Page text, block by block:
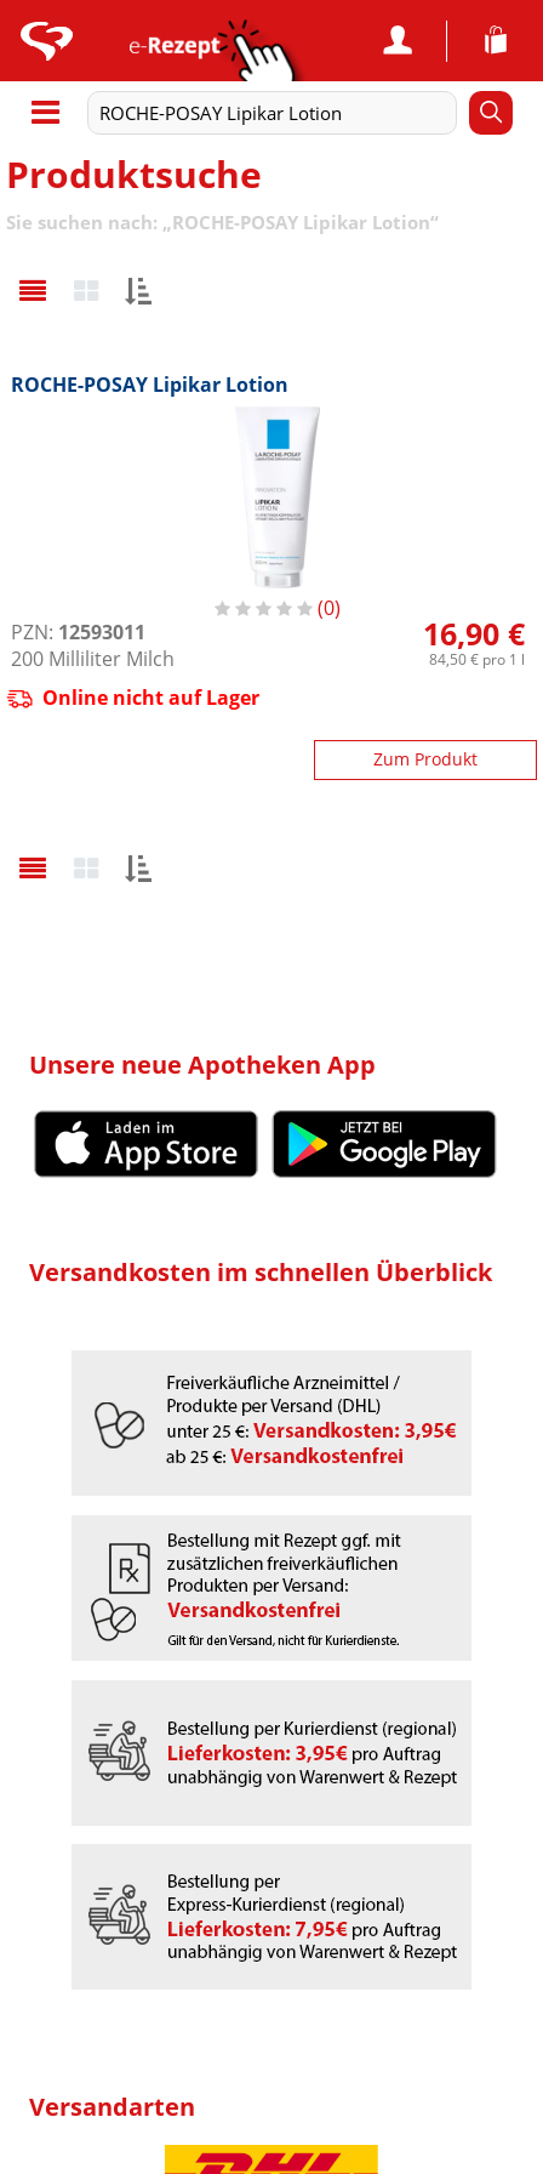
Produktsuche
Sie suchen nach: „ROCHE-POSAY Lipikar Lotion“
ROCHE-POSAY Lipikar Lotion
0
PZN: 12593011
200 Milliliter Milch
16,90 €
84,50 €pro 1 l
Online nicht auf Lager
Zum Produkt
Unsere neue Apotheken App
Versandkosten im schnellen Überblick
Versandarten